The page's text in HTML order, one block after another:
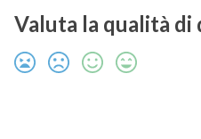
Valuta la qualità